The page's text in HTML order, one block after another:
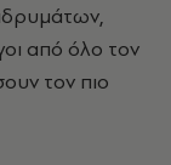
από όλο τον
τον πιο